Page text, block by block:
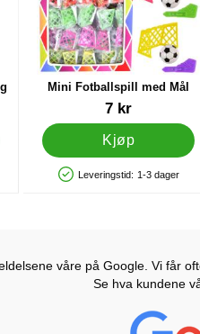
Mini Fotballspill med Mål
Varenummer 14444
7 kr
Kjøp
Produkttilgjengelighet: På lager
Leveringstid: 1-3 dager
våre på Google. Vi får
Se hva kundene